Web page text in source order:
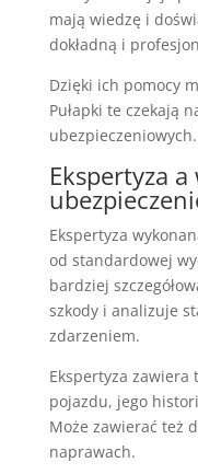
mają wiedzę i
dokładną i
Dzięki ich pomocy
Pułapki te czekają
ubezpieczeniowych.
Ekspertyza a
Ekspertyza
od standardowej
bardziej
szkody i analizuje
zdarzeniem.
Ekspertyza
pojazdu, jego
Może zawierać też
naprawach.